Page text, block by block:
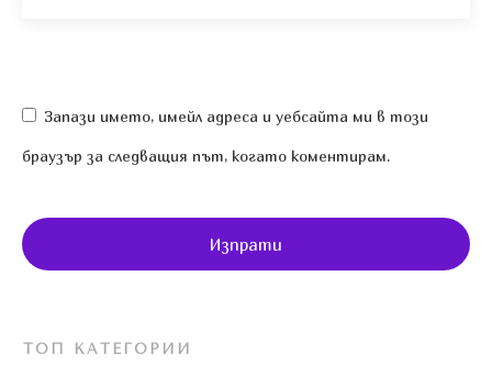
Запази името, имейл адреса и уебсайта ми в този
браузър за следващия път, когато коментирам.
Изпрати
ТОП КАТЕГОРИИ